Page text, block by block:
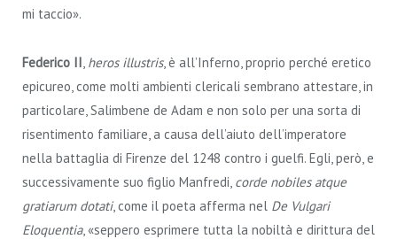
mi taccio».
Federico II heros illustris, è all’Inferno, proprio perché eretico
epicureo, come molti ambienti clericali sembrano attestare, in
particolare, Salimbene de Adam e non solo per una sorta di
risentimento familiare, a causa dell’aiuto dell’imperatore
nella battaglia di Firenze del 1248 contro i guelfi. Egli, però, e
successivamente suo figlio Manfredi, corde nobiles atque
gratiarum dotati, come il poeta afferma nel De Vulgari
Eloquentia, «seppero esprimere tutta la nobiltà e dirittura del